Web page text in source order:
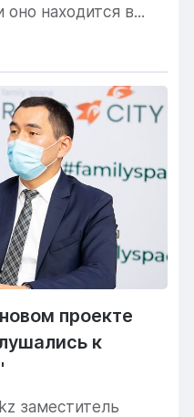
находится в...
проекте
к
заместитель